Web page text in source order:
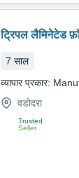
ट्रिपल लैमिनेटेड
7 साल
व्यापार प्रकार:
वडोदरा
Trusted
Seller